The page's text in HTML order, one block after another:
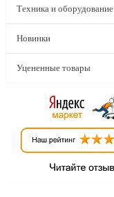
Техника и оборудование
Новинки
Уцененные товары